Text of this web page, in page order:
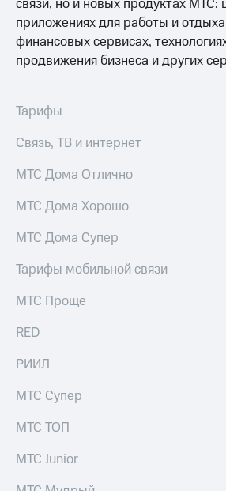
связи, но и новых продуктах
приложениях для работы и
финансовых сервисах,
продвижения бизнеса и других
Тарифы
Связь, ТВ и интернет
МТС Дома Отлично
МТС Дома Хорошо
МТС Дома Супер
Тарифы мобильной связи
МТС Проще
RED
РИИЛ
МТС Супер
МТС ТОП
МТС Junior